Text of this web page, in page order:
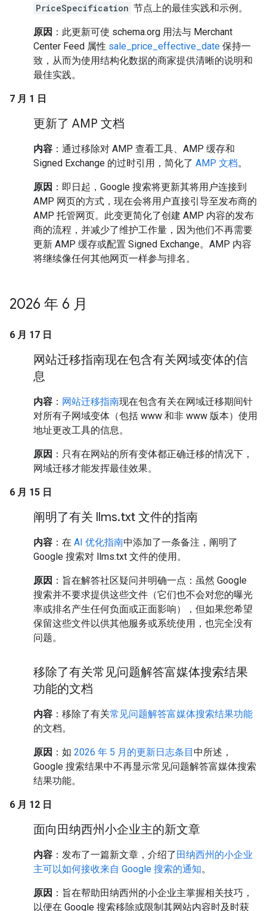
PriceSpecification 节点上的最佳实践和示例。
原因 ：此更新可使 schema.org 用法与 Merchant
Center Feed 属性 sale_price_effective_date 保持一
致，从而为使用结构化数据的商家提供清晰的说明和
最佳实践。
7 月 1 日
更新了 AMP 文档
内容 ：通过移除对 AMP 查看工具、AMP 缓存和
Signed Exchange 的过时引用，简化了 AMP 文档。
原因 ：即日起，Google 搜索将更新其将用户连接到
AMP 网页的方式，现在会将用户直接引导至发布商的
AMP 托管网页。此变更简化了创建 AMP 内容的发布
商的流程，并减少了维护工作量，因为他们不再需要
更新 AMP 缓存或配置 Signed Exchange。AMP 内容
将继续像任何其他网页一样参与排名。
2026 年 6 月
6 月 17 日
网站迁移指南现在包含有关网域变体的信
息
内容 ： 网站迁移指南现在包含有关在网域迁移期间针
对所有子网域变体（包括 www 和非 www 版本）使用
地址更改工具的信息。
原因 ：只有在网站的所有变体都正确迁移的情况下，
网域迁移才能发挥最佳效果。
6 月 15 日
阐明了有关 llms.txt 文件的指南
内容 ：在 AI 优化指南中添加了一条备注，阐明了
Google 搜索对 llms.txt 文件的使用。
原因 ：旨在解答社区疑问并明确一点：虽然 Google
搜索并不要求提供这些文件（它们也不会对您的曝光
率或排名产生任何负面或正面影响），但如果您希望
保留这些文件以供其他服务或系统使用，也完全没有
问题。
移除了有关常见问题解答富媒体搜索结果
功能的文档
内容 ：移除了有关常见问题解答富媒体搜索结果功能
的文档。
原因 ：如 2026 年 5 月的更新日志条目中所述，
Google 搜索结果中不再显示常见问题解答富媒体搜索
结果功能。
6 月 12 日
面向田纳西州小企业主的新文章
内容 ：发布了一篇新文章，介绍了田纳西州的小企业
主可以如何接收来自 Google 搜索的通知。
原因 ：旨在帮助田纳西州的小企业主掌握相关技巧，
以便在 Google 搜索移除或限制其网站内容时及时获